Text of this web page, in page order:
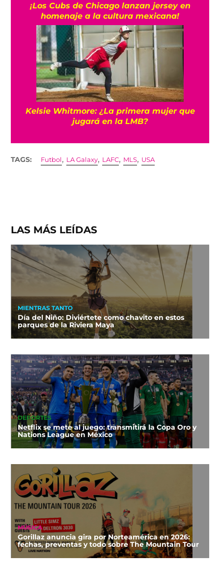
¡Los Cubs de Chicago lanzan jersey en
homenaje a la cultura mexicana!
Kelsie Whitmore: ¿La primera mujer que
jugará en la LMB?
TAGS: Futbol , LA Galaxy, LAFC, MLS, USA
LAS MÁS LEÍDAS
MIENTRAS TANTO
Día del Niño: Diviértete como chavito en estos
parques de la Riviera Maya
DEPORTES
Netflix se mete al juego: transmitirá la Copa Oro y
Nations League en México
MÚSICA
Gorillaz anuncia gira por Norteamérica en 2026:
fechas, preventas y todo sobre The Mountain Tour